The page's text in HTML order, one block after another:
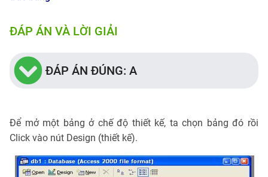
ĐÁP ÁN VÀ LỜI GIẢI
ĐÁP ÁN ĐÚNG: A
Để mở một bảng ở chế độ thiết kế, ta chọn bảng đó rồi
Click vào nút Design (thiết kế).